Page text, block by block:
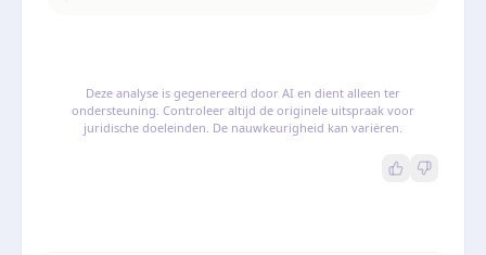
Deze analyse is gegenereerd door AI en dient alleen ter
ondersteuning. Controleer altijd de originele uitspraak voor
juridische doeleinden. De nauwkeurigheid kan variëren.